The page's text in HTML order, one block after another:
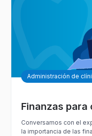
Administración de
Finanzas para
Conversamos con el
la importancia de las